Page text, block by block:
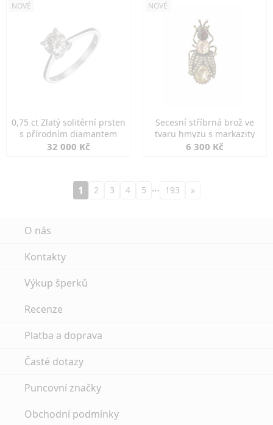
NOVÉ
0,75 ct Zlatý solitérní prsten
s přírodním diamantem
32 000 Kč
NOVÉ
Secesní stříbrná brož ve
tvaru hmyzu s markazity
6 300 Kč
1 2 3 4 5 … 193 »
O nás
Kontakty
Výkup šperků
Recenze
Platba a doprava
Časté dotazy
Puncovní značky
Obchodní podmínky